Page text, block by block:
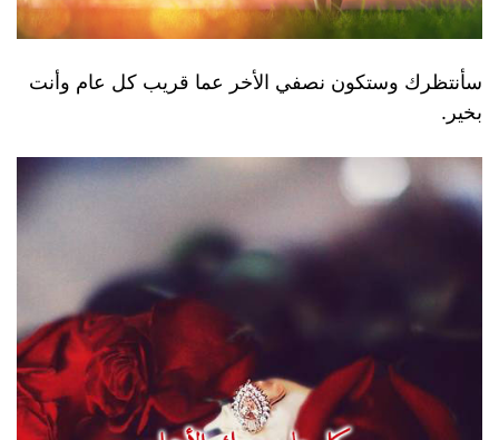
سأنتظرك وستكون نصفي الأخر عما قريب كل عام وأنت
بخير.